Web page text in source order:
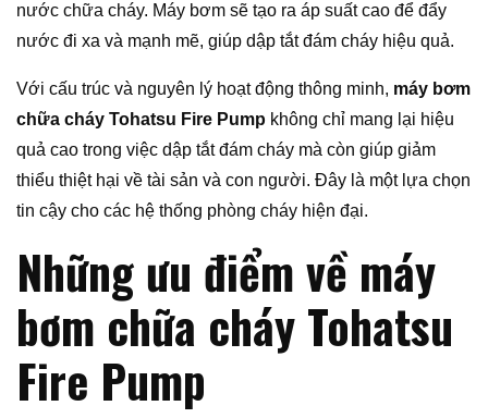
nước chữa cháy. Máy bơm sẽ tạo ra áp suất cao để đẩy
nước đi xa và mạnh mẽ, giúp dập tắt đám cháy hiệu quả.
Với cấu trúc và nguyên lý hoạt động thông minh, máy bơm
chữa cháy Tohatsu Fire Pump không chỉ mang lại hiệu
quả cao trong việc dập tắt đám cháy mà còn giúp giảm
thiểu thiệt hại về tài sản và con người. Đây là một lựa chọn
tin cậy cho các hệ thống phòng cháy hiện đại.
Những ưu điểm về máy
bơm chữa cháy Tohatsu
Fire Pump